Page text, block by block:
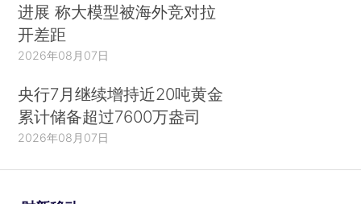
进展 称大模型被海外竞对拉
开差距
2026年08月07日
央行7月继续增持近20吨黄金
累计储备超过7600万盎司
2026年08月07日